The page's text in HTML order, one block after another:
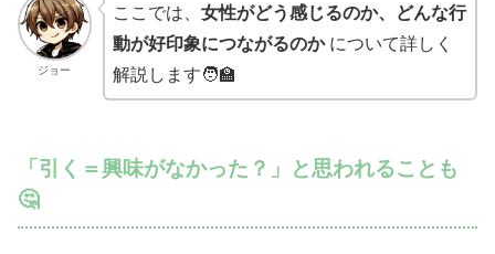
ジョー
ここでは、 女性がどう感じるのか、どんな行
動が好印象につながるのかについて詳しく
解説します🧑‍🏫
「引く＝興味がなかった？」と思われることも
🤔